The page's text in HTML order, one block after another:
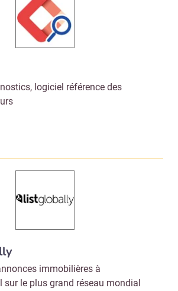
logiciel référence des
immobilières à
sur le plus grand réseau mondial